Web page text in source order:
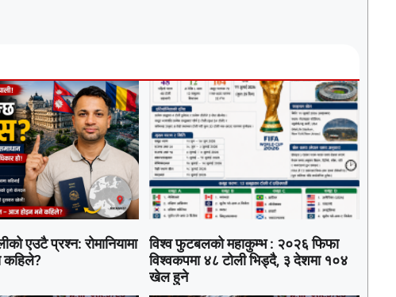
एउटै प्रश्न: रोमानियामा
कहिले?
विश्व फुटबलको महाकुम्भ : २०२६ फिफा
विश्वकपमा ४८ टोली भिड्दै, ३ देशमा १०४
खेल हुने